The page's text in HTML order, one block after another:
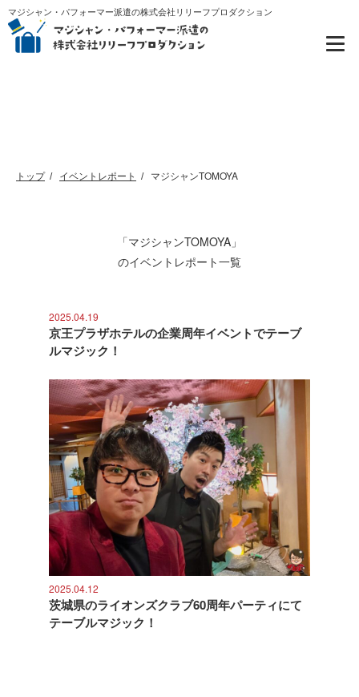
マジシャン・パフォーマー派遣の株式会社リリーフプロダクション
トップ イベントレポート マジシャンTOMOYA
「マジシャンTOMOYA」
のイベントレポート一覧
2025.04.19
京王プラザホテルの企業周年イベントでテーブ
ルマジック！
2025.04.12
茨城県のライオンズクラブ60周年パーティにて
テーブルマジック！